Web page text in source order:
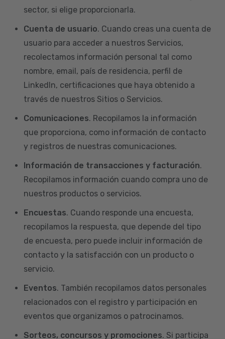
sector, si elige proporcionarla.
Cuenta de usuario. Cuando creas una cuenta de
usuario para acceder a nuestros Servicios,
recolectamos información personal tal como
nombre, email, país de residencia, perfil de
LinkedIn, certificaciones que haya obtenido a
través de nuestros Sitios o Servicios.
Comunicaciones. Recopilamos la información
que proporciona, como información de contacto
y registros de nuestras comunicaciones.
Información de transacciones y facturación.
Recopilamos información cuando compra uno de
nuestros productos o servicios.
Encuestas. Cuando responde una encuesta,
recopilamos la respuesta, que depende del tipo
de encuesta, pero puede incluir información de
contacto y la satisfacción con un producto o
servicio.
Eventos. También recopilamos datos personales
relacionados con el registro y participación en
eventos que organizamos o patrocinamos.
Sorteos, concursos y promociones. Si participa